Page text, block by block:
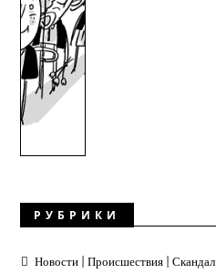
РУБРИКИ
Новости | Происшествия | Скандал